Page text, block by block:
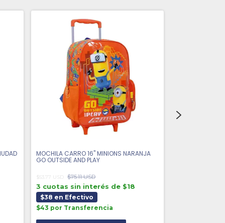
MOCHILA CARRO 16'' MINIONS NARANJA
GO OUTSIDE AND PLAY
$53.77 USD $75.11 USD
3 cuotas sin interés de $18
$38 en Efectivo
$43 por Transferencia